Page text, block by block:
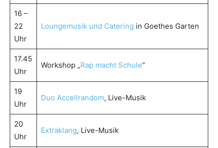
16 –
22
Uhr
Loungemusik und Catering in Goethes Garten
17.45
Uhr
Workshop „Rap macht Schule“
19
Uhr
Duo Accellrandom, Live-Musik
20
Uhr
Extraklang, Live-Musik